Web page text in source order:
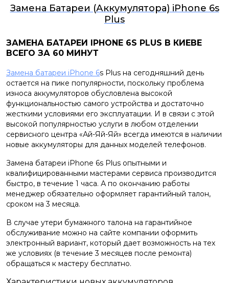
Замена Батареи (Аккумулятора) iPhone 6s
Plus
ЗАМЕНА БАТАРЕИ IPHONE 6S PLUS В КИЕВЕ
ВСЕГО ЗА 60 МИНУТ
Замена батареи iPhone 6s Plus на сегодняшний день
остается на пике популярности, поскольку проблема
износа аккумуляторов обусловлена высокой
функциональностью самого устройства и достаточно
жесткими условиями его эксплуатации. И в связи с этой
высокой популярностью услуги в любом отделении
сервисного центра «Ай-Яй-Яй» всегда имеются в наличии
новые аккумуляторы для данных моделей телефонов.
Замена батареи iPhone 6s Plus опытными и
квалифицированными мастерами сервиса производится
быстро, в течение 1 часа. А по окончанию работы
менеджер обязательно оформляет гарантийный талон,
сроком на 3 месяца.
В случае утери бумажного талона на гарантийное
обслуживание можно на сайте компании оформить
электронный вариант, который дает возможность на тех
же условиях (в течение 3 месяцев после ремонта)
обращаться к мастеру бесплатно.